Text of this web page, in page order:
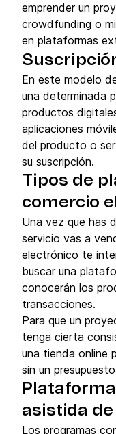
emprender un
crowdfunding o
en plataformas
En este modelo
una determinada
productos
aplicaciones
del producto o
su suscripción.
Tipos de
comercio
Una vez que has
servicio vas a
electrónico te
buscar una
conocerán los
transacciones.
Para que un
tenga cierta
una tienda online
sin un
asistida
Los programas